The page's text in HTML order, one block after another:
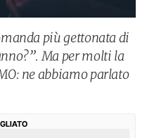
più gettonata di
Ma per molti la
ne abbiamo parlato